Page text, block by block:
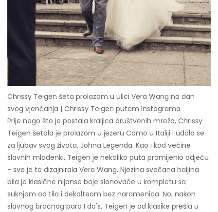
Chrissy Teigen šeta prolazom u ulici Vera Wang na dan
svog vjenčanja | Chrissy Teigen putem Instagrama
Prije nego što je postala kraljica društvenih mreža, Chrissy
Teigen šetala je prolazom u jezeru Como u Italiji i udala se
za ljubav svog života, Johna Legenda. Kao i kod većine
slavnih mladenki, Teigen je nekoliko puta promijenio odjeću
- sve je to dizajnirala Vera Wang. Njezina svečana haljina
bila je klasične nijanse boje slonovače u kompletu sa
suknjom od tila i dekolteom bez naramenica. No, nakon
slavnog bračnog para I do's, Teigen je od klasike prešla u